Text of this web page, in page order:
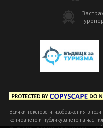
Всички текстове и изображения в
копирането и публикуването на част